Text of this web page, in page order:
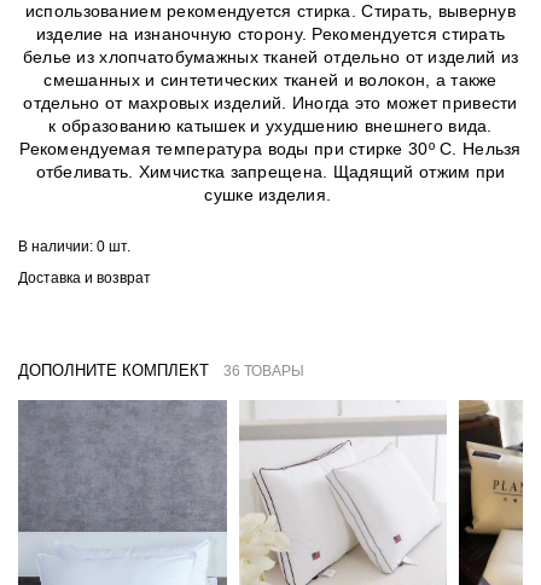
использованием рекомендуется стирка. Стирать, вывернув
изделие на изнаночную сторону. Рекомендуется стирать
белье из хлопчатобумажных тканей отдельно от изделий из
смешанных и синтетических тканей и волокон, а также
отдельно от махровых изделий. Иногда это может привести
к образованию катышек и ухудшению внешнего вида.
Рекомендуемая температура воды при стирке 30º C. Нельзя
отбеливать. Химчистка запрещена. Щадящий отжим при
сушке изделия.
В наличии: 0 шт.
Доставка и возврат
ДОПОЛНИТЕ КОМПЛЕКТ 36 ТОВАРЫ